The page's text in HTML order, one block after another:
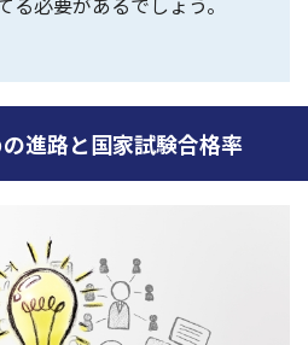
進路と国家試験合格率